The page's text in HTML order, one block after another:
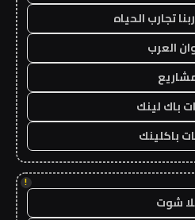
تجارب الحياه
العرب
باك لينك
باكلينك
!
شوت